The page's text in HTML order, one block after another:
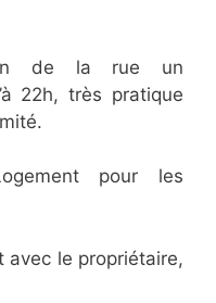
de la rue un
22h, très pratique
pour les
avec le propriétaire,